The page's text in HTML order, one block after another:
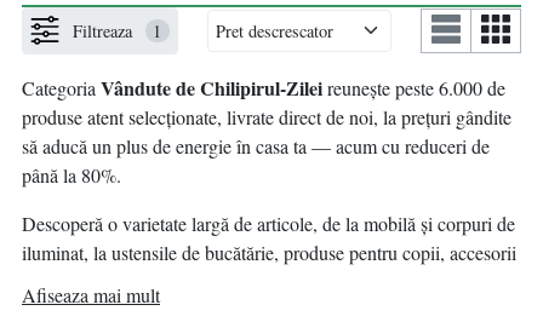
Filtreaza 1
Categoria Vândute de Chilipirul-Zileireunește peste 6.000 de
produse atent selecționate, livrate direct de noi, la prețuri gândite
să aducă un plus de energie în casa ta — acum cu reduceri de
până la 80%.
Descoperă o varietate largă de articole, de la mobilă și corpuri de
iluminat, la ustensile de bucătărie, produse pentru copii, accesorii
idei practice pentru un nou început.
Afiseaza mai mult